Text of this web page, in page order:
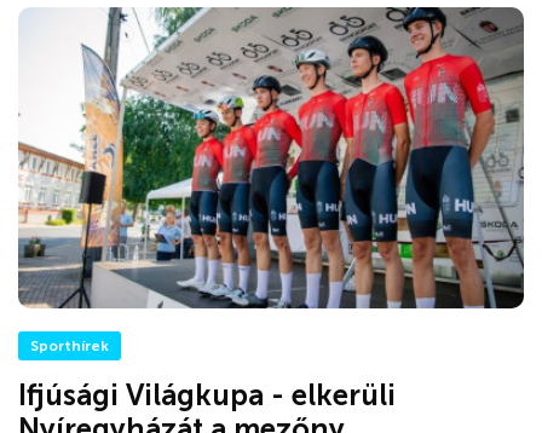
Sporthírek
Ifjúsági Világkupa - elkerüli